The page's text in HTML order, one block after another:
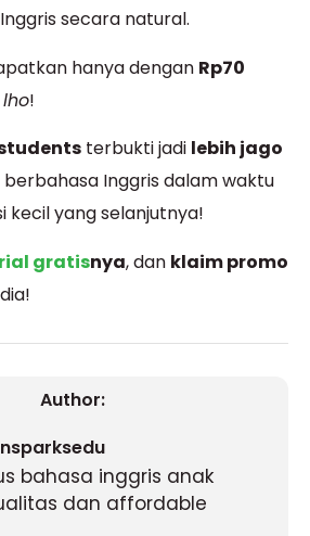
secara natural.
hanya dengan Rp70
lho!
terbukti jadi lebih jago
berbahasa Inggris dalam waktu
kecil yang selanjutnya!
gratisnya, dan klaim promo
Author:
bahasa inggris anak
dan affordable